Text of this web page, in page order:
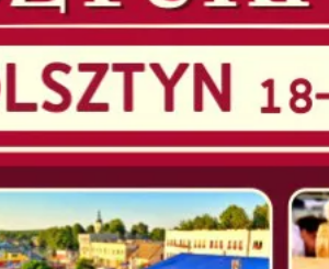
2026
2026-09-05